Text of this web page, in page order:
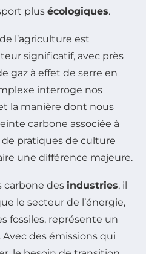
plus écologiques.
l’agriculture est
significatif, avec près
gaz à effet de serre en
interroge nos
la manière dont nous
carbone associée à
de pratiques de culture
une différence majeure.
carbone des industries, il
le secteur de l’énergie,
fossiles, représente un
des émissions qui